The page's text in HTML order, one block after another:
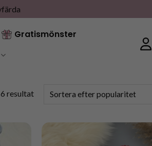
Gratismönster
resultatSortera